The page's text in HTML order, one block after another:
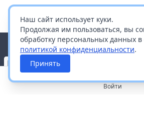
Наш сайт использует куки.
Продолжая им пользоваться, вы
обработку персональных данных в
политикой конфиденциальности.
Принять
Войти